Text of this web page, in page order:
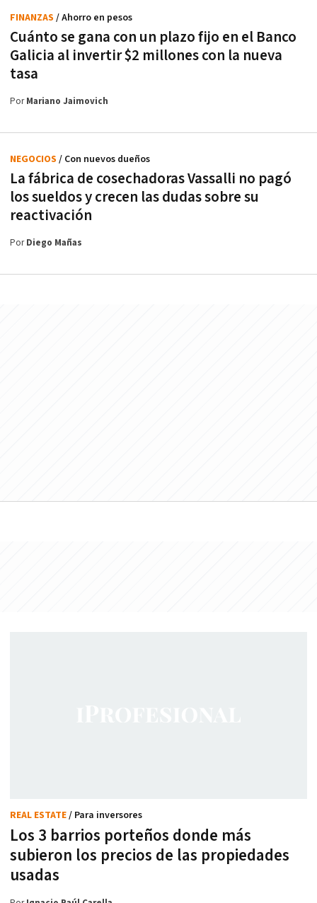
Cuánto se gana con un plazo fijo en el Banco
Galicia al invertir $2 millones con la nueva
tasa
FINANZAS / Ahorro en pesos
PorMariano Jaimovich
La fábrica de cosechadoras Vassalli no pagó
los sueldos y crecen las dudas sobre su
reactivación
NEGOCIOS / Con nuevos dueños
PorDiego Mañas
Los 3 barrios porteños donde más
subieron los precios de las propiedades
usadas
REAL ESTATE/ Para inversores